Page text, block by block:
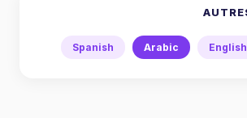
English
Arabic
Spanish